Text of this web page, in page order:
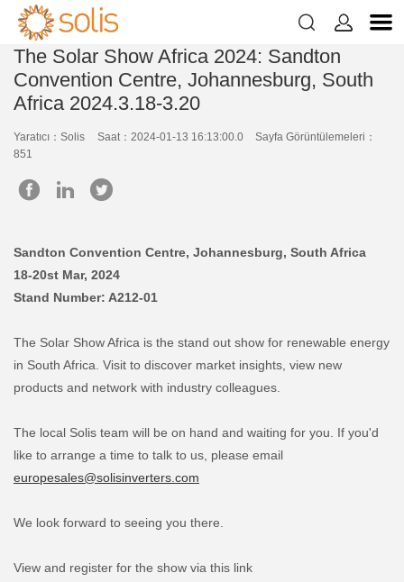
 
The Solar Show Africa 2024: Sandton
Convention Centre, Johannesburg, South
Africa 2024.3.18-3.20
Yaratıcı：Solis Saat：2024-01-13 16:13:00.0
Sayfa Görüntülemeleri：
851
Sandton Convention Centre, Johannesburg, South Africa
18-20st Mar, 2024
Stand Number: A212-01
The Solar Show Africa is the stand out show for renewable energy
in South Africa. Visit to discover market insights, view new
products and network with industry colleagues.
The local Solis team will be on hand and waiting for you. If you'd
like to arrange a time to talk to us, please email
europesales@solisinverters.com
We look forward to seeing you there.
View and register for the show via this link